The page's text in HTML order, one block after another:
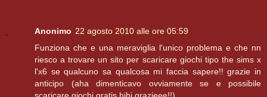
Anonimo 22 agosto 2010 alle ore 05:59
Funziona che e una meraviglia l'unico problema e che nn
riesco a trovare un sito per scaricare giochi tipo the sims x
l'x6 se qualcuno sa qualcosa mi faccia sapere!! grazie in
anticipo (aha dimenticavo ovviamente se e possibile